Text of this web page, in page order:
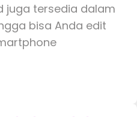
juga tersedia dalam
bisa Anda edit